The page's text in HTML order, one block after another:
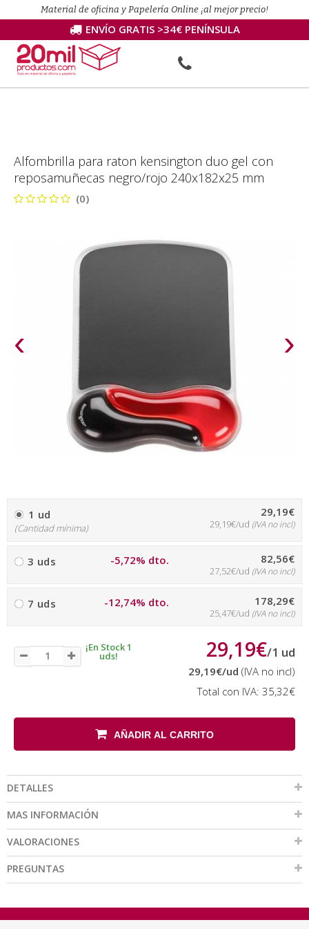
Material de oficina y Papelería Online ¡al mejor precio!
ENVÍO GRATIS >34€ PENÍNSULA
Alfombrilla para raton kensington duo gel con
reposamuñecas negro/rojo 240x182x25 mm
(0)
‹ ›
1 ud
(Cantidad mínima)
29,19€
29,19€/ud (IVA no incl)
3 uds -5,72% dto. 82,56€
27,52€/ud (IVA no incl)
7 uds -12,74% dto. 178,29€
25,47€/ud (IVA no incl)
¡En Stock 1
uds! 29,19€/1 ud
29,19€/ud (IVA no incl)
Total con IVA: 35,32€
AÑADIR AL CARRITO
DETALLES
MAS INFORMACIÓN
VALORACIONES
PREGUNTAS